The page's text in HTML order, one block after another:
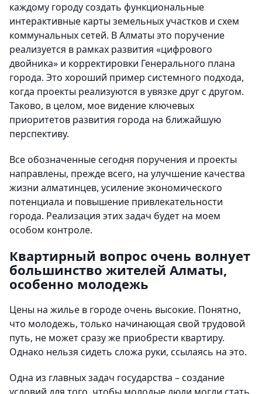
каждому городу создать функциональные
интерактивные карты земельных участков и схем
коммунальных сетей. В Алматы это поручение
реализуется в рамках развития «цифрового
двойника» и корректировки Генерального плана
города. Это хороший пример системного подхода,
когда проекты реализуются в увязке друг с другом.
Таково, в целом, мое видение ключевых
приоритетов развития города на ближайшую
перспективу.
Все обозначенные сегодня поручения и проекты
направлены, прежде всего, на улучшение качества
жизни алматинцев, усиление экономического
потенциала и повышение привлекательности
города. Реализация этих задач будет на моем
особом контроле.
Квартирный вопрос очень волнует
большинство жителей Алматы,
особенно молодежь
Цены на жилье в городе очень высокие. Понятно,
что молодежь, только начинающая свой трудовой
путь, не может сразу же приобрести квартиру.
Однако нельзя сидеть сложа руки, ссылаясь на это.
Одна из главных задач государства – создание